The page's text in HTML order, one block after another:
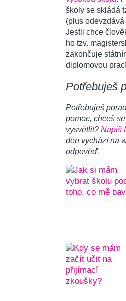
školy se skládá
(plus
Jestli chce
ho tzv.
zakončuje
diplomovou
Potřebuješ
Potřebuješ
pomoc, chceš
vysvětlit? Napiš
den vychází na
odpověď.